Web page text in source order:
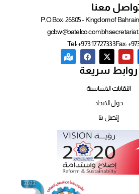
معنا
P.O.Box: 26805 - Kingdom of Bahrain
gcbw@batelco.com.bh
Tel: +973 17727333Fax:
روابط سريعة
النقابات الاساسية
حول الاتحاد
إتصل بنا